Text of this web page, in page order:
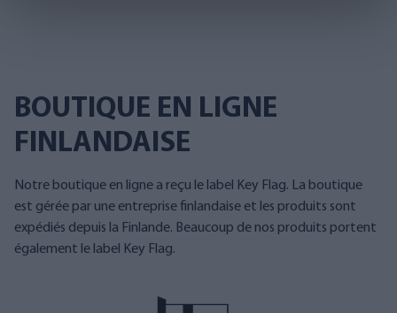
BOUTIQUE EN LIGNE
FINLANDAISE
Notre boutique en ligne a reçu le label Key Flag. La boutique
est gérée par une entreprise finlandaise et les produits sont
expédiés depuis la Finlande. Beaucoup de nos produits portent
également le label Key Flag.